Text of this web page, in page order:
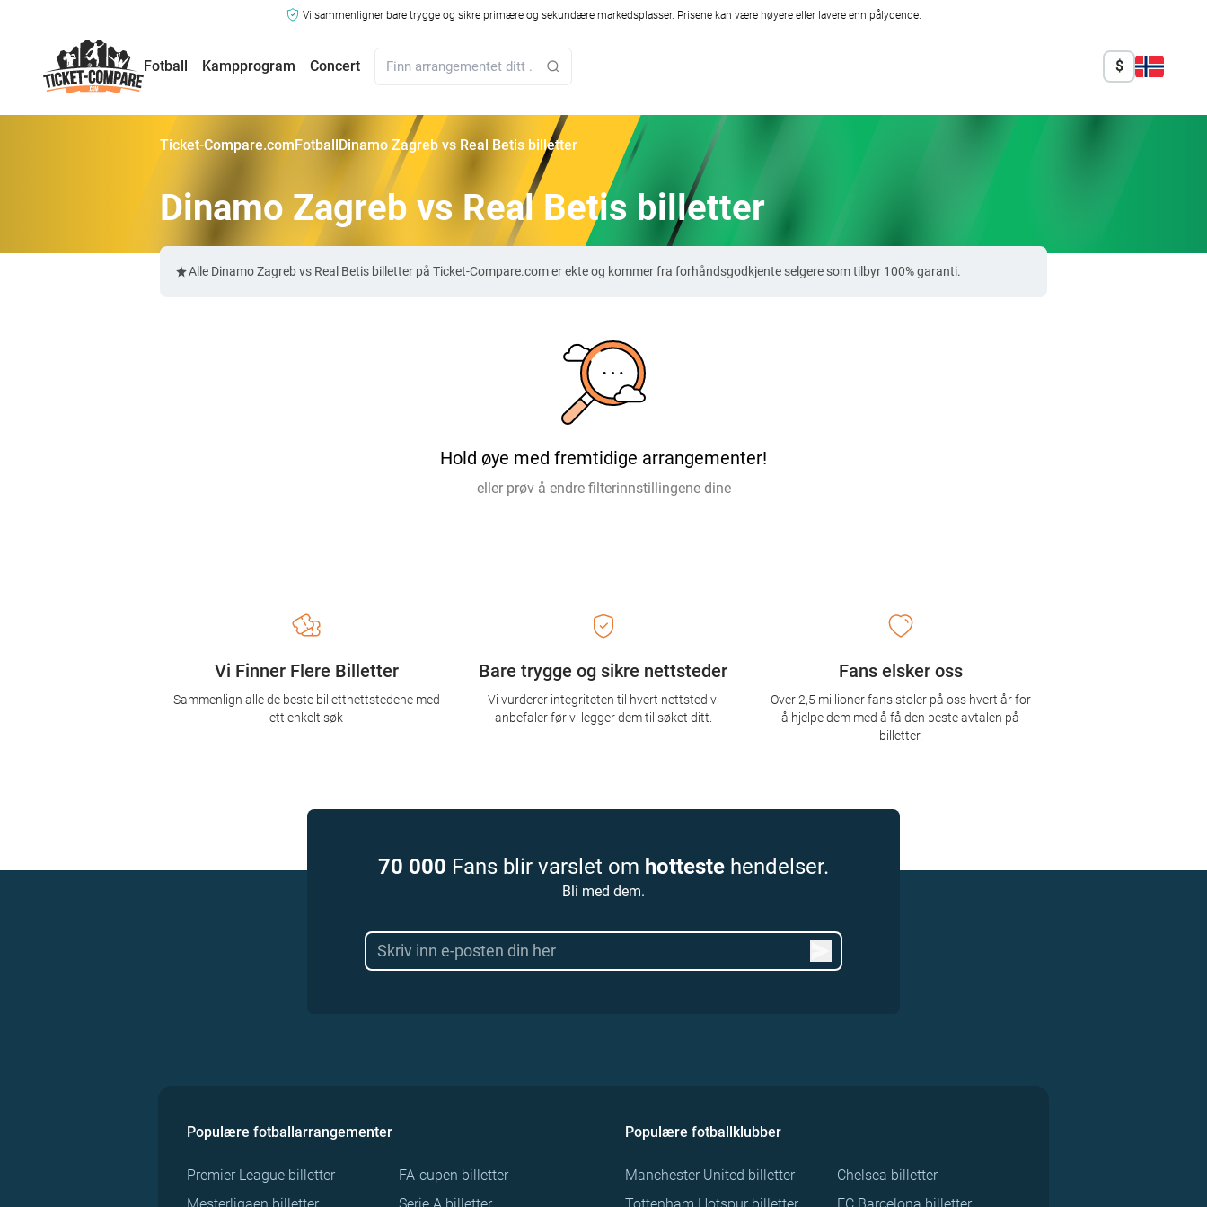
Vi sammenligner bare trygge og sikre primære og sekundære markedsplasser. Prisene kan være høyere eller lavere enn pålydende.
Fotball Kampprogram Concert $
Ticket-Compare.comFotballDinamo Zagreb vs Real Betis billetter
Dinamo Zagreb vs Real Betis billetter
Alle Dinamo Zagreb vs Real Betis billetter på Ticket-Compare.com er ekte og kommer fra forhåndsgodkjente selgere som tilbyr 100% garanti.
Hold øye med fremtidige arrangementer!
eller prøv å endre filterinnstillingene dine
Bare trygge og sikre nettsteder
Vi vurderer integriteten til hvert nettsted vi
anbefaler før vi legger dem til søket ditt.
Vi Finner Flere Billetter
Sammenlign alle de beste billettnettstedene med
ett enkelt søk
Fans elsker oss
Over 2,5 millioner fans stoler på oss hvert år for
å hjelpe dem med å få den beste avtalen på
billetter.
70 000 Fans blir varslet om hotteste hendelser.
Bli med dem.
Populære fotballarrangementer
Premier League billetter
FA-cupen billetter
Populære fotballklubber
Manchester United billetter
Chelsea billetter